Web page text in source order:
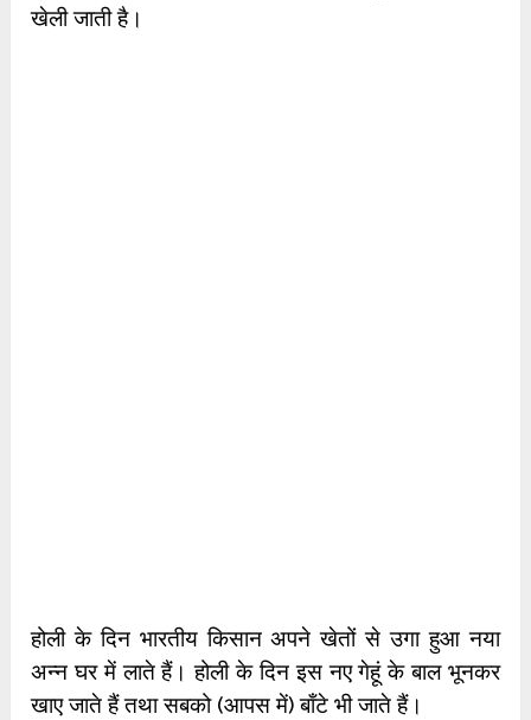
खेली जाती है।
होली के दिन भारतीय किसान अपने खेतों से उगा हुआ नया
अन्न घर में लाते हैं। होली के दिन इस नए गेहूं के बाल भूनकर
खाए जाते हैं तथा सबको (आपस में) बाँटे भी जाते हैं।